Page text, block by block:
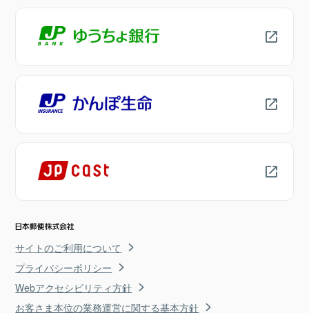
サイトのご利用について
プライバシーポリシー
Webアクセシビリティ方針
お客さま本位の業務運営に関する基本方針